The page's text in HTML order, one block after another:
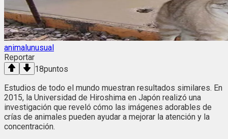
animalunusual
Reportar
18puntos
Estudios de todo el mundo muestran resultados similares. En
2015, la Universidad de Hiroshima en Japón realizó una
investigación que reveló cómo las imágenes adorables de
crías de animales pueden ayudar a mejorar la atención y la
concentración.